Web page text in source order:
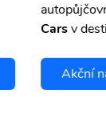
Carsv
Akční